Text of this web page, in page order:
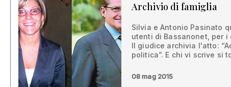
Archivio di famiglia
Silvia e Antonio Pasinato
utenti di Bassanonet, per
Il giudice archivia l'atto:
politica”. E chi vi scrive si
08 mag 2015